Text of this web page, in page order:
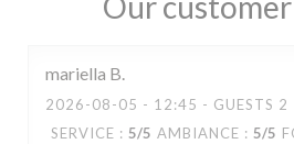
mariella B
2026-08-05 - 12:45 - GUESTS 2
SERVICE : 5/5 AMBIANCE : 5/5